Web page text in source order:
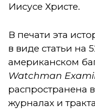
Иисусе Христе.
В печати эта
в виде статьи на
американском
Watchman
распространена
журналах и